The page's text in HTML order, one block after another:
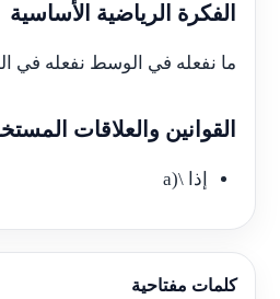
الفكرة الرياضية الأساسية
ما نفعله في الوسط نفعله في
القوانين والعلاقات
إذا \(a
كلمات مفتاحية